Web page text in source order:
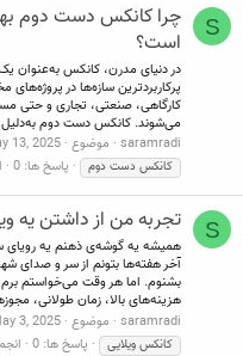
S
چرا کانکس دست دوم
است؟
در دنیای مدرن، کانکس به‌عنوان
پرکاربردترین سازه‌ها در
کارگاهی، صنعتی، تجاری و حتی
می‌شوند. کانکس دست دوم
saramradi موضوع 13, 2025
کانکس دست دوم
پاسخ ها: 0
S تجربه من از داشتن یه
همیشه یه گوشه‌ی ذهنم یه رویای
آخر هفته‌ها بتونم از سر و صدای
بشنوم. اما هر وقت می‌خواستم
هزینه‌های بالا، زمان طولانی،
saramradi موضوع 3, 2025
کانکس ویلایی
پاسخ ها: 0